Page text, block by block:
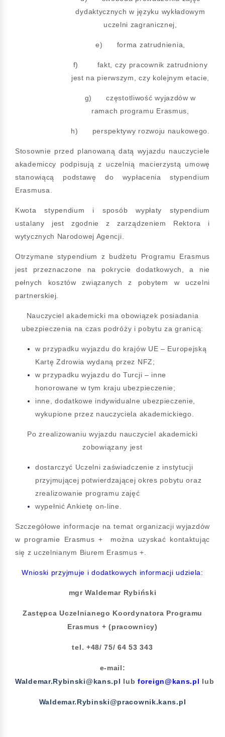
dydaktycznych w języku wykładowym
uczelni zagranicznej,
e) forma zatrudnienia,
f) fakt, czy pracownik zatrudniony
jest na pierwszym, czy kolejnym etacie,
g) częstotliwość wyjazdów w
ramach programu Erasmus,
h) perspektywy rozwoju naukowego.
Stosownie przed planowaną datą wyjazdu nauczyciele
akademiccy podpisują z uczelnią macierzystą umowę
stanowiącą podstawę do wypłacenia stypendium
Erasmusa.
Kwota stypendium i sposób wypłaty stypendium
ustalany jest zgodnie z zarządzeniem Rektora i
wytycznych Narodowej Agencji.
Otrzymane stypendium z budżetu Programu Erasmus
jest przeznaczone na pokrycie dodatkowych, a nie
pełnych kosztów związanych z pobytem w uczelni
partnerskiej.
Nauczyciel akademicki ma obowiązek posiadania
ubezpieczenia na czas podróży i pobytu za granicą:
w przypadku wyjazdu do krajów UE – Europejską
Kartę Zdrowia wydaną przez NFZ;
w przypadku wyjazdu do Turcji – inne
honorowane w tym kraju ubezpieczenie;
inne, dodatkowe indywidualne ubezpieczenie,
wykupione przez nauczyciela akademickiego.
Po zrealizowaniu wyjazdu nauczyciel akademicki
zobowiązany jest
dostarczyć Uczelni zaświadczenie z instytucji
przyjmującej potwierdzającej okres pobytu oraz
zrealizowanie programu zajęć
wypełnić Ankietę on-line.
Szczegółowe informacje na temat organizacji wyjazdów
w programie Erasmus + można uzyskać kontaktując
się z uczelnianym Biurem Erasmus +.
Wnioski przyjmuje i dodatkowych informacji udziela:
mgr Waldemar Rybiński
Zastępca Uczelnianego Koordynatora Programu
Erasmus + (pracownicy)
tel. +48/ 75/ 64 53 343
e-mail:
Waldemar.Rybinski@kans.pl lub foreign@kans.pl lub
Waldemar.Rybinski@pracownik.kans.pl